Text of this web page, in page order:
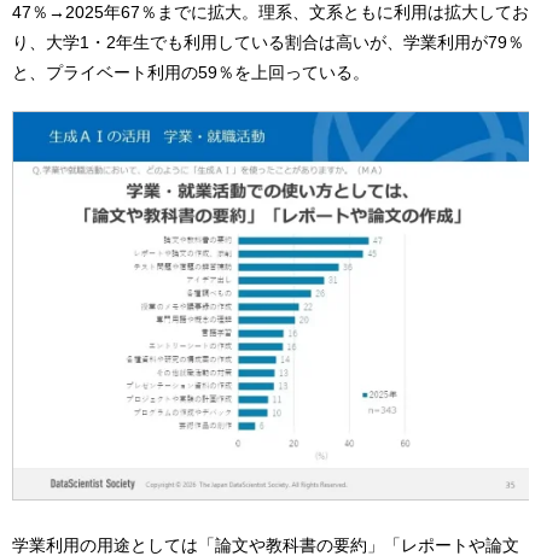
47％→2025年67％までに拡大。理系、文系ともに利用は拡大してお
り、大学1・2年生でも利用している割合は高いが、学業利用が79％
と、プライベート利用の59％を上回っている。
学業利用の用途としては「論文や教科書の要約」「レポートや論文